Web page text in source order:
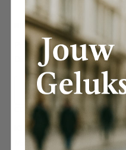
NIEUWSBRIEF
Promoties, nieuwe
Direct in je inbox.
Uw e-mailadres
CONTACT
Klantenservice
Maandag t/m vrijdag, van